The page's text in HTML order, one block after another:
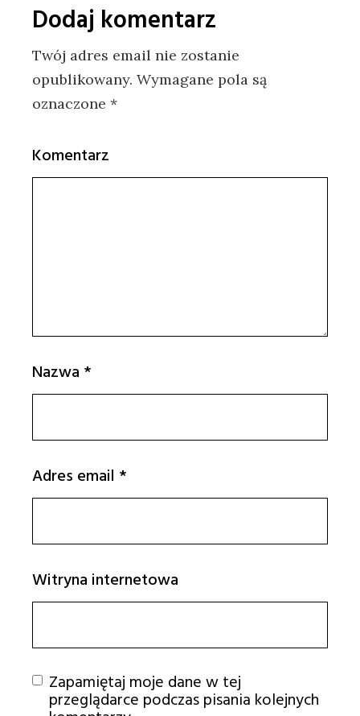
Dodaj komentarz
Twój adres email nie zostanie
opublikowany. Wymagane pola są
oznaczone*
Komentarz
Nazwa *
Adres email *
Witryna internetowa
Zapamiętaj moje dane w tej
przeglądarce podczas pisania kolejnych